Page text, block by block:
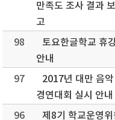
만족도 조사 결과 보
고
98
토요한글학교 휴
안내
97
2017년 대만 음악
경연대회 실시 안내
96 제8기 학교운영위